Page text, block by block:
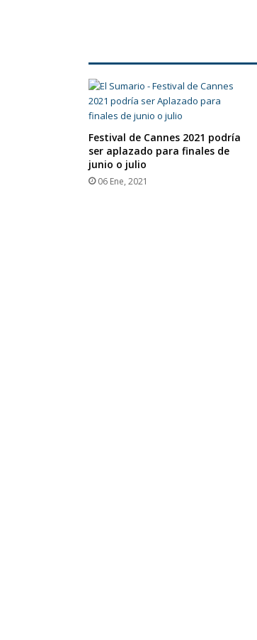
Festival de Cannes 2021 podría
ser aplazado para finales de
junio o julio
06 Ene, 2021